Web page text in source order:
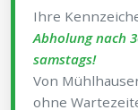
Ihre
Abholung nach
samstags!
Von
ohne